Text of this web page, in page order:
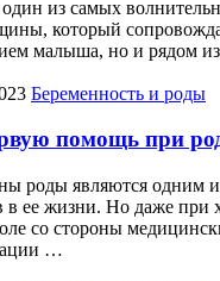
один из самых
который
малыша, но и рядом
Беременность и роды
помощь при
роды являются одним
в ее жизни. Но даже при
со стороны
…